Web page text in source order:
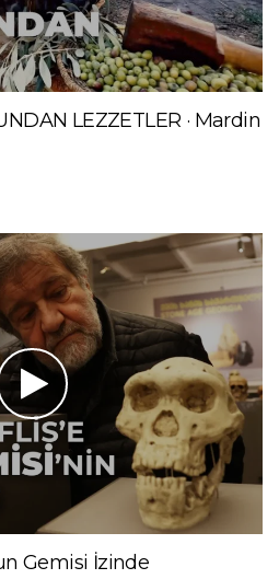
LEZZETLER · Mardin
Gemisi İzinde